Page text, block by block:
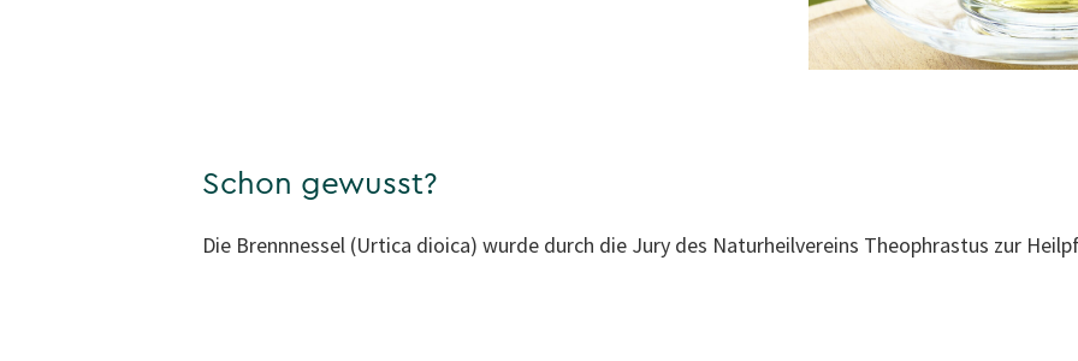
Schon gewusst?
Die Brennnessel (Urtica dioica) wurde durch die Jury des Naturheilvereins Theophrastus zur